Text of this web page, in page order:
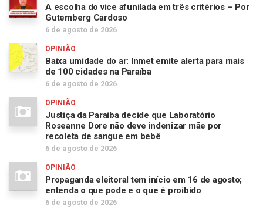
A escolha do vice afunilada em três critérios – Por
Gutemberg Cardoso
6 de agosto de 2026
OPINIÃO
Baixa umidade do ar: Inmet emite alerta para mais
de 100 cidades na Paraíba
6 de agosto de 2026
OPINIÃO
Justiça da Paraíba decide que Laboratório
Roseanne Dore não deve indenizar mãe por
recoleta de sangue em bebê
6 de agosto de 2026
OPINIÃO
Propaganda eleitoral tem início em 16 de agosto;
entenda o que pode e o que é proibido
6 de agosto de 2026